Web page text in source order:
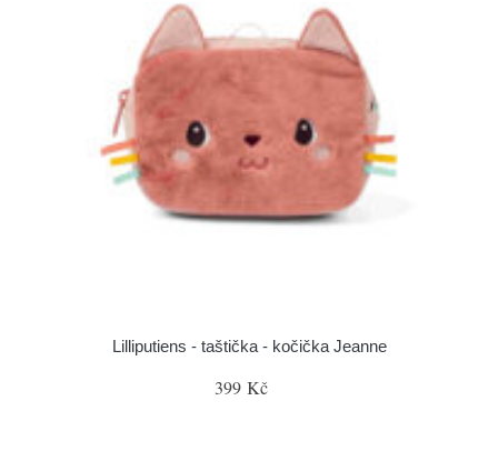
Lilliputiens - taštička - kočička Jeanne
399 Kč